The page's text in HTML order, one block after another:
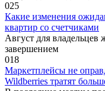
025
Какие изменения
квартир со счетчиками
Август для владельцев
завершением
018
Маркетплейсы не
Wildberries тратят